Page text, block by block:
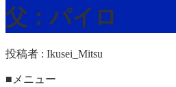
父：パイロ
投稿者 : Ikusei_Mitsu
■メニュー